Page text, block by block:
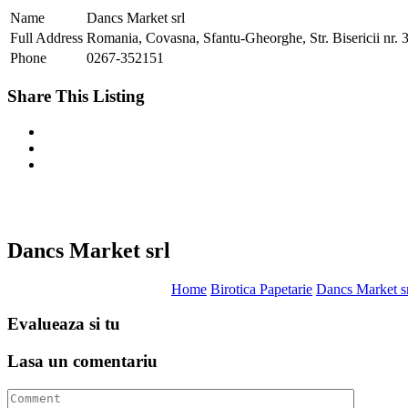
Name
Dancs Market srl
Full Address Romania, Covasna, Sfantu-Gheorghe, Str. Bisericii nr.
Phone
0267-352151
Share This Listing
Dancs Market srl
Home Birotica Papetarie Dancs Market
Evalueaza si tu
Lasa un comentariu